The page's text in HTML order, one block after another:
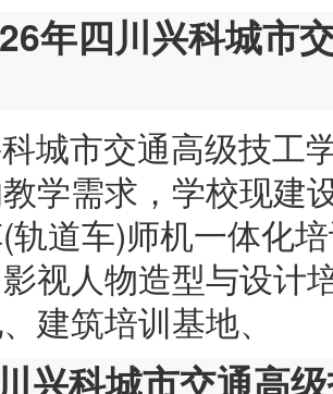
年四川兴科城市
城市交通高级技工
学需求，学校现建
轨道车)师机一体化
视人物造型与设计
建筑培训基地、
兴科城市交通高